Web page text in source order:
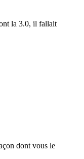
la 3.0, il fallait
dont vous le